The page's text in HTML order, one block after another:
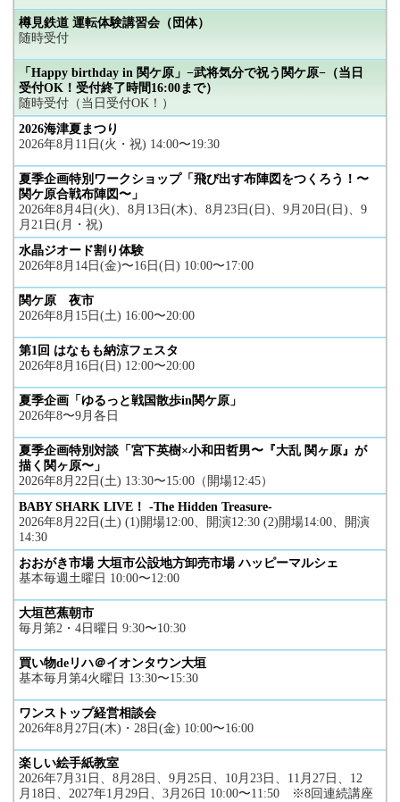
樽見鉄道 運転体験講習会（団体）
随時受付
「Happy birthday in 関ケ原」−武将気分で祝う関ケ原−（当日
受付OK！受付終了時間16:00まで）
随時受付（当日受付OK！）
2026海津夏まつり
2026年8月11日(火・祝) 14:00〜19:30
夏季企画特別ワークショップ「飛び出す布陣図をつくろう！〜
関ケ原合戦布陣図〜」
2026年8月4日(火)、8月13日(木)、8月23日(日)、9月20日(日)、9
月21日(月・祝)
水晶ジオード割り体験
2026年8月14日(金)〜16日(日) 10:00〜17:00
関ケ原 夜市
2026年8月15日(土) 16:00〜20:00
第1回 はなもも納涼フェスタ
2026年8月16日(日) 12:00〜20:00
夏季企画「ゆるっと戦国散歩in関ケ原」
2026年8〜9月各日
夏季企画特別対談「宮下英樹×小和田哲男〜『大乱 関ヶ原』が
描く関ヶ原〜」
2026年8月22日(土) 13:30〜15:00（開場12:45）
BABY SHARK LIVE！ -The Hidden Treasure-
2026年8月22日(土) (1)開場12:00、開演12:30 (2)開場14:00、開演
14:30
おおがき市場 大垣市公設地方卸売市場 ハッピーマルシェ
基本毎週土曜日 10:00〜12:00
大垣芭蕉朝市
毎月第2・4日曜日 9:30〜10:30
買い物deリハ＠イオンタウン大垣
基本毎月第4火曜日 13:30〜15:30
ワンストップ経営相談会
2026年8月27日(木)・28日(金) 10:00〜16:00
楽しい絵手紙教室
2026年7月31日、8月28日、9月25日、10月23日、11月27日、12
月18日、2027年1月29日、3月26日 10:00〜11:50 ※8回連続講座